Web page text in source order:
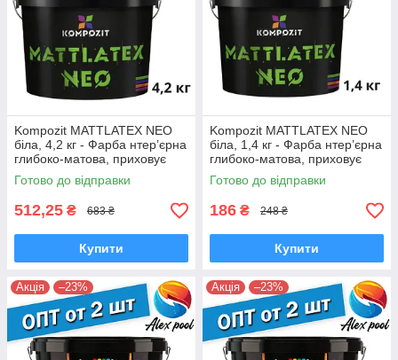
Kompozit MATTLATEX NEO
біла, 4,2 кг - Фарба нтер’єрна
глибоко-матова, приховує
дрібні нерівності поверхні
Готово до відправки
512,25 ₴ 683 ₴
Купити
Kompozit MATTLATEX NEO
біла, 1,4 кг - Фарба нтер’єрна
глибоко-матова, приховує
дрібні нерівності поверхні
Готово до відправки
186 ₴ 248 ₴
Купити
Акція –23% Акція –23%